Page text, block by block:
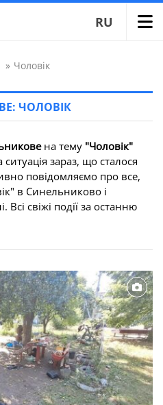
RU
» Чоловік
ЧОЛОВІК
на тему "Чоловік"
зараз, що сталося
повідомляємо про все,
в Синельниково і
свіжі події за останню